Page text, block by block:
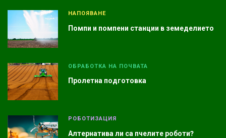
НАПОЯВАНЕ
Помпи и помпени станции в земеделието
ОБРАБОТКА НА ПОЧВАТА
Пролетна подготовка
РОБОТИЗАЦИЯ
Алтернатива ли са пчелите роботи?